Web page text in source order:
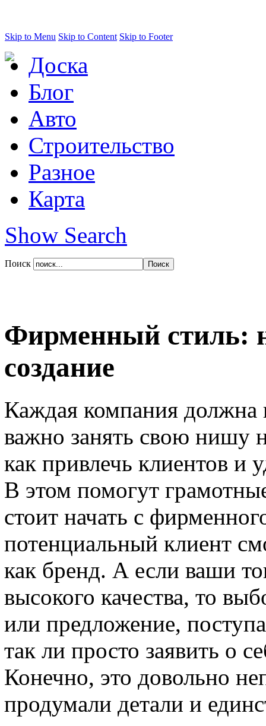
Skip to Menu Skip to Content Skip to Footer
Доска
Блог
Авто
Строительство
Разное
Карта
Show Search
Поиск
Фирменный стиль:
создание
Каждая компания должна
важно занять свою нишу
как привлечь клиентов и
В этом помогут
стоит начать с
потенциальный клиент
как бренд. А если ваши
высокого качества, то
или предложение,
так ли просто заявить о
Конечно, это довольно
продумали детали и